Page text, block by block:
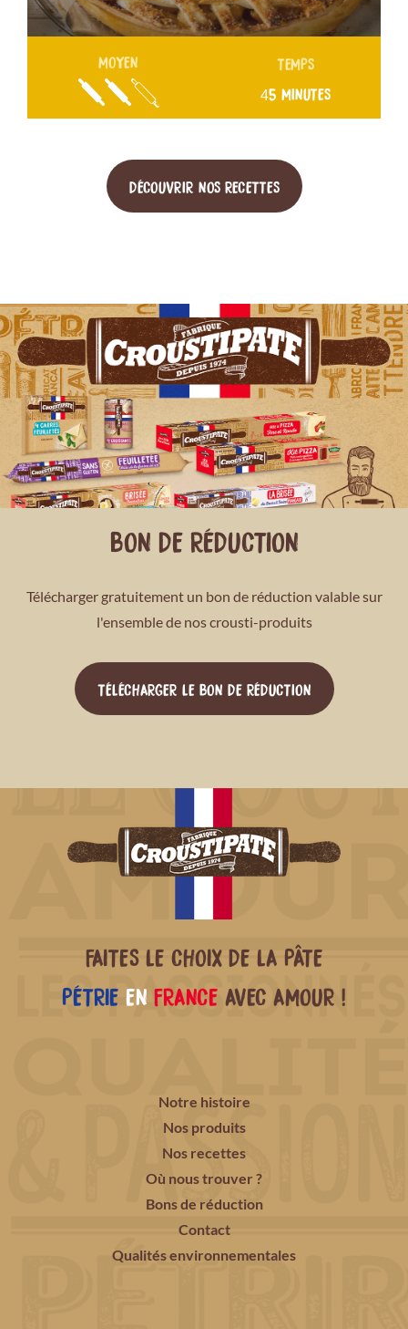
MOYEN TEMPS
45 MINUTES
DÉCOUVRIR NOS RECETTES
BON DE RÉDUCTION
Télécharger gratuitement un bon de réduction valable sur
l'ensemble de nos crousti-produits
TÉLÉCHARGER LE BON DE RÉDUCTION
FAITES LE CHOIX DE LA PÂTE
PÉTRIE EN FRANCE AVEC AMOUR !
Notre histoire
Nos produits
Nos recettes
Où nous trouver ?
Bons de réduction
Contact
Qualités environnementales